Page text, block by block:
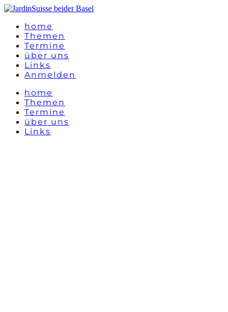
home
Themen
Termine
über uns
Links
Anmelden
home
Themen
Termine
über uns
Links